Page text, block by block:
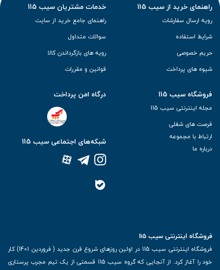
راهنمای خرید از سیب 115
رویه ارسال سفارشات
شرایط استفاده
حریم خصوصی
شیوه های پرداخت
خدمات مشتریان سیب 115
راهنمای جامع خرید از سایت
سوالات متداول
رویه های بازگرداندن کالا
قوانین و مقررات
فروشگاه سیب 115
مجله اینترنتی سیب 115
فرصت های شغلی
ارتباط با مجموعه
درباره ما
درگاه امن پرداخت
شبکه‌های اجتماعی سیب 115
فروشگاه اینترنتی سیب 115
فروشگاه اینترنتی سیب 115 در اولین روزهای شروع قرن جدید ( فروردین 1401) کار
خود را آغاز کرد. از آنجایی که گروه سیب 115 قسمتی از یک تیم مجرب پرستاری